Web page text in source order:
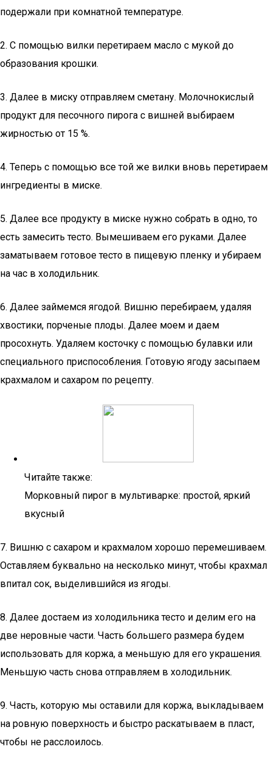
подержали при комнатной температуре.
2. С помощью вилки перетираем масло с мукой до
образования крошки.
3. Далее в миску отправляем сметану. Молочнокислый
продукт для песочного пирога с вишней выбираем
жирностью от 15 %.
4. Теперь с помощью все той же вилки вновь перетираем
ингредиенты в миске.
5. Далее все продукту в миске нужно собрать в одно, то
есть замесить тесто. Вымешиваем его руками. Далее
заматываем готовое тесто в пищевую пленку и убираем
на час в холодильник.
6. Далее займемся ягодой. Вишню перебираем, удаляя
хвостики, порченые плоды. Далее моем и даем
просохнуть. Удаляем косточку с помощью булавки или
специального приспособления. Готовую ягоду засыпаем
крахмалом и сахаром по рецепту.
Читайте также:
Морковный пирог в мультиварке: простой, яркий
вкусный
7. Вишню с сахаром и крахмалом хорошо перемешиваем.
Оставляем буквально на несколько минут, чтобы крахмал
впитал сок, выделившийся из ягоды.
8. Далее достаем из холодильника тесто и делим его на
две неровные части. Часть большего размера будем
использовать для коржа, а меньшую для его украшения.
Меньшую часть снова отправляем в холодильник.
9. Часть, которую мы оставили для коржа, выкладываем
на ровную поверхность и быстро раскатываем в пласт,
чтобы не расслоилось.